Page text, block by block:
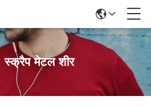
स्क्रैप मेटल शीर